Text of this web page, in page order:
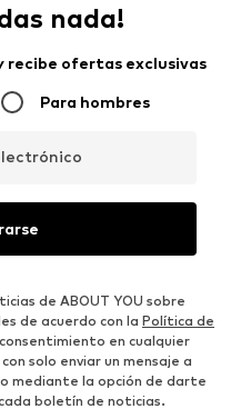
nada!
recibe ofertas exclusivas
Para hombres
de ABOUT YOU sobre
de acuerdo con la Política de
en cualquier
solo enviar un mensaje a
o mediante la opción de darte
boletín de noticias.